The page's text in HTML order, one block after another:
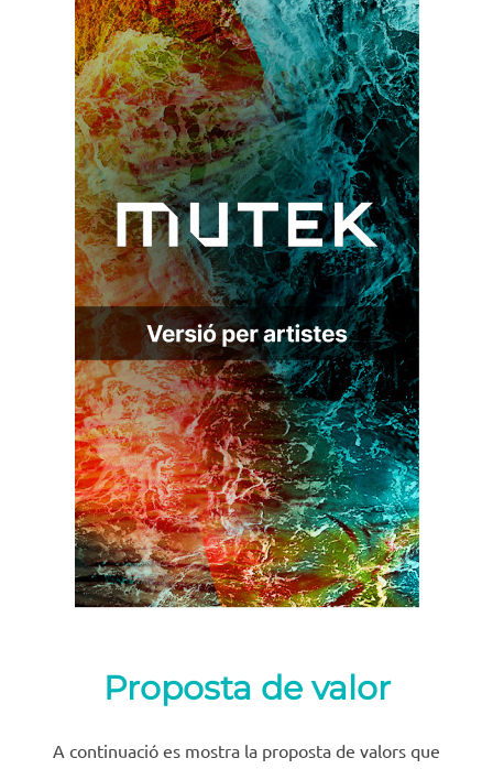
Proposta de valor
A continuació es mostra la proposta de valors que